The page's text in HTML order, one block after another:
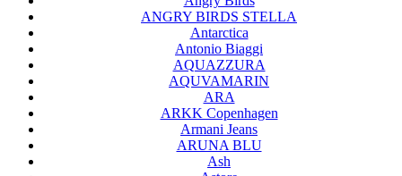
ANGRY BIRDS STELLA
Antarctica
Antonio Biaggi
AQUAZZURA
AQUVAMARIN
ARA
ARKK Copenhagen
Armani Jeans
ARUNA BLU
Ash